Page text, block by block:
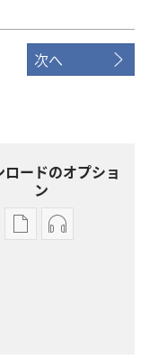
次へ
ロードのオプショ
ン
出
オー